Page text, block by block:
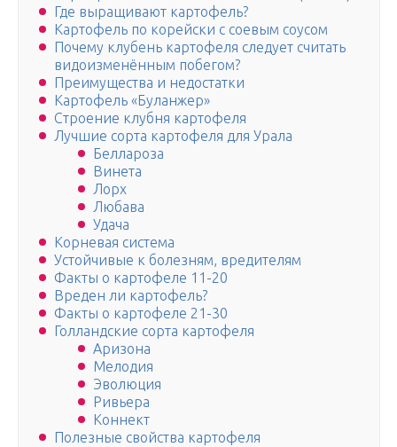
Где выращивают картофель?
Картофель по корейски с соевым соусом
Почему клубень картофеля следует считать
видоизменённым побегом?
Преимущества и недостатки
Картофель «Буланжер»
Строение клубня картофеля
Лучшие сорта картофеля для Урала
Беллароза
Винета
Лорх
Любава
Удача
Корневая система
Устойчивые к болезням, вредителям
Факты о картофеле 11-20
Вреден ли картофель?
Факты о картофеле 21-30
Голландские сорта картофеля
Аризона
Мелодия
Эволюция
Ривьера
Коннект
Полезные свойства картофеля